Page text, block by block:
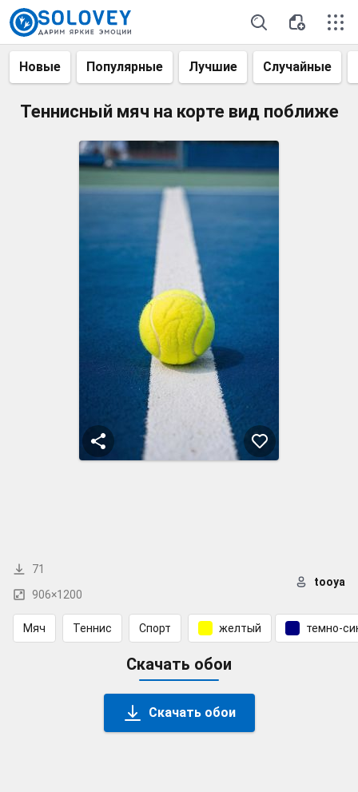
Новые Популярные Лучшие Случайные
Теннисный мяч на корте вид поближе
71
906×1200
tooya
Мяч Теннис Спорт желтый темно-
Скачать обои
Скачать обои